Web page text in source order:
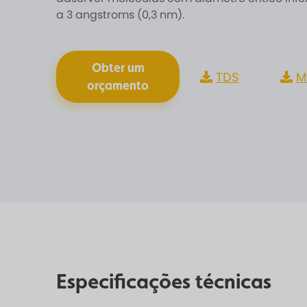
a 3 angstroms (0,3 nm).
Obter um
orçamento
TDS
Especificações técnicas